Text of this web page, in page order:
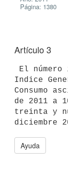
Página: 1380
Artículo 3
Indice
Consumo
de 2011 a
treinta y
Ayuda